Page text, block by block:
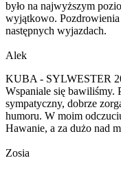
było na najwyższym
wyjątkowo. Pozdrowienia
następnych wyjazdach.
Alek
KUBA - SYLWESTER
Wspaniale się bawiliśmy.
sympatyczny, dobrze
humoru. W moim
Hawanie, a za dużo nad
Zosia